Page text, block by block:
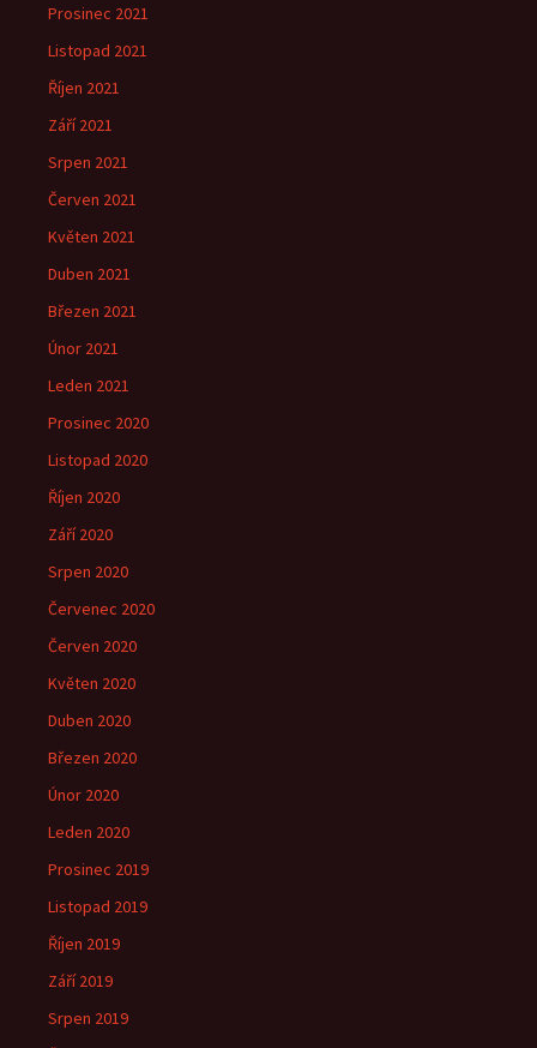
Prosinec 2021
Listopad 2021
Říjen 2021
Září 2021
Srpen 2021
Červen 2021
Květen 2021
Duben 2021
Březen 2021
Únor 2021
Leden 2021
Prosinec 2020
Listopad 2020
Říjen 2020
Září 2020
Srpen 2020
Červenec 2020
Červen 2020
Květen 2020
Duben 2020
Březen 2020
Únor 2020
Leden 2020
Prosinec 2019
Listopad 2019
Říjen 2019
Září 2019
Srpen 2019